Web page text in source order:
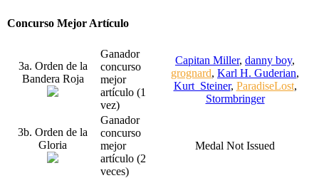
Concurso Mejor Artículo
3a. Orden de la
Bandera Roja
Ganador
concurso
mejor
artículo (1
vez)
Capitan Miller, danny boy,
grognard, Karl H. Guderian,
Kurt_Steiner, ParadiseLost,
Stormbringer
3b. Orden de la
Gloria
Ganador
concurso
mejor
artículo (2
veces)
Medal Not Issued